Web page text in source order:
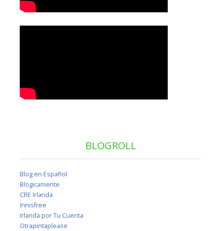
BLOGROLL
Blog en Español
Blogicamente
CRE Irlanda
Innisfree
Irlanda por Tu Cuenta
Otrapintaplease